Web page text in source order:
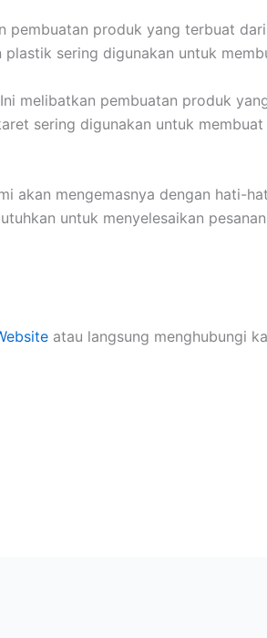
pembuatan produk yang terbuat
sering digunakan untuk
melibatkan pembuatan produk
sering digunakan untuk
akan mengemasnya dengan hati-
untuk menyelesaikan
atau langsung menghubungi